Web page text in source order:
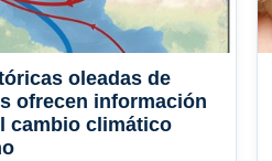
oleadas de
ofrecen información
cambio climático